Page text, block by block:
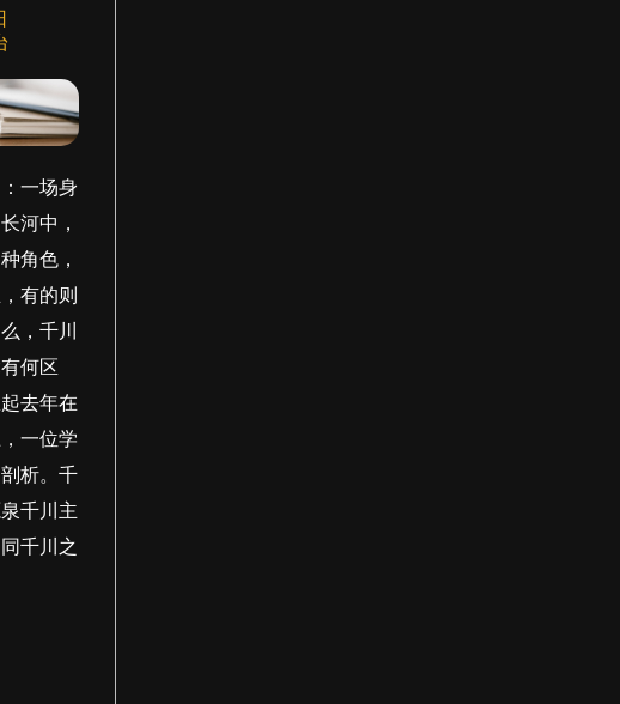
一场身
河中，
角色，
有的则
，千川
何区
去年在
一位学
析。千
千川主
千川之